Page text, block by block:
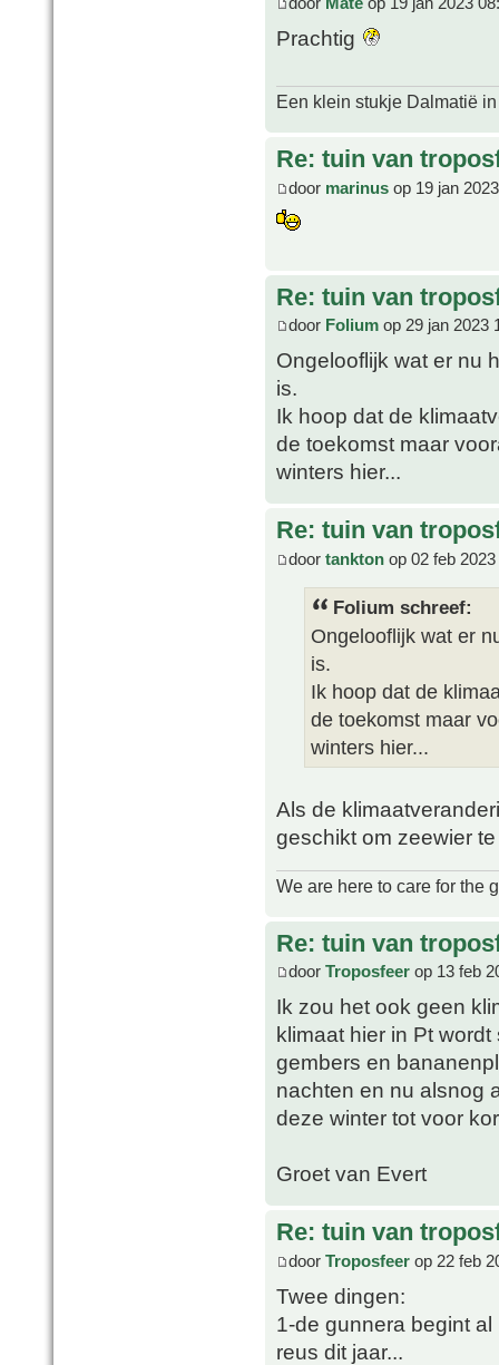
Prachtig
Een klein stukje Dalmatië
Re: tuin van
door marinus op 19 jan
Re: tuin van
door Folium op 29 jan 2023
Ongelooflijk wat er nu
is.
Ik hoop dat de
de toekomst maar
winters hier...
Re: tuin van
door tankton op 02 feb
Folium schreef:
Ongelooflijk wat er
is.
Ik hoop dat de
de toekomst maar
winters hier...
Als de
geschikt om zeewier
We are here to care for the
Re: tuin van
door Troposfeer op 13 feb
Ik zou het ook geen
klimaat hier in Pt
gembers en
nachten en nu alsnog
deze winter tot voor
Groet van Evert
Re: tuin van
door Troposfeer op 22 feb
Twee dingen:
1-de gunnera begint
reus dit jaar...